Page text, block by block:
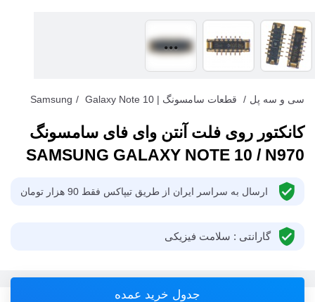
سی و سه پل / قطعات سامسونگ | Samsung / Galaxy Note 10
کانکتور روی فلت آنتن وای فای سامسونگ
SAMSUNG GALAXY NOTE 10 / N970
ارسال به سراسر ایران از طریق تیپاکس فقط 90 هزار تومان
گارانتی : سلامت فیزیکی
جدول خرید عمده